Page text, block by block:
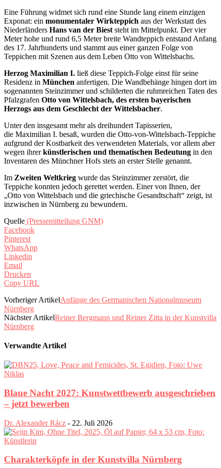
Eine Führung widmet sich rund eine Stunde lang einem einzigen
Exponat: ein monumentaler Wirkteppich aus der Werkstatt des
Niederländers Hans van der Biest steht im Mittelpunkt. Der vier
Meter hohe und rund 6,5 Meter breite Wandteppich entstand Anfang
des 17. Jahrhunderts und stammt aus einer ganzen Folge von
Teppichen mit Szenen aus dem Leben Otto von Wittelsbachs.
Herzog Maximilian I. ließ diese Teppich-Folge einst für seine
Residenz in München anfertigen. Die Wandbehänge hingen dort im
sogenannten Steinzimmer und schilderten die ruhmreichen Taten des
Pfalzgrafen Otto von Wittelsbach, des ersten bayerischen
Herzogs aus dem Geschlecht der Wittelsbacher.
Unter den insgesamt mehr als dreihundert Tapisserien,
die Maximilian I. besaß, wurden die Otto-von-Wittelsbach-Teppiche
aufgrund der Kostbarkeit des verwendeten Materials, vor allem aber
wegen ihrerkünstlerischen und thematischen Bedeutung in den
Inventaren des Münchner Hofs stets an erster Stelle genannt.
Im Zweiten Weltkrieg wurde das Steinzimmer zerstört, die
Teppiche konnten jedoch gerettet werden. Einer von Ihnen, der
„Otto von Wittelsbach und die griechische Gesandtschaft“ zeigt, ist
inzwischen in Nürnberg zu bewundern.
Quelle (Pressemitteilung GNM)
Facebook
Pinterest
WhatsApp
Linkedin
Email
Drucken
Copy URL
Vorheriger ArtikelAnfänge des Germanischen Nationalmuseum
Nürnberg
Nächster ArtikelReiner Bergmann und Reiner Zitta in der Kunstvilla
Nürnberg
Verwandte Artikel
Blaue Nacht 2027: Kunstwettbewerb ausgeschrieben
– jetzt bewerben
Dr. Alexander Rácz - 22. Juli 2026
Charakterköpfe in der Kunstvilla Nürnberg